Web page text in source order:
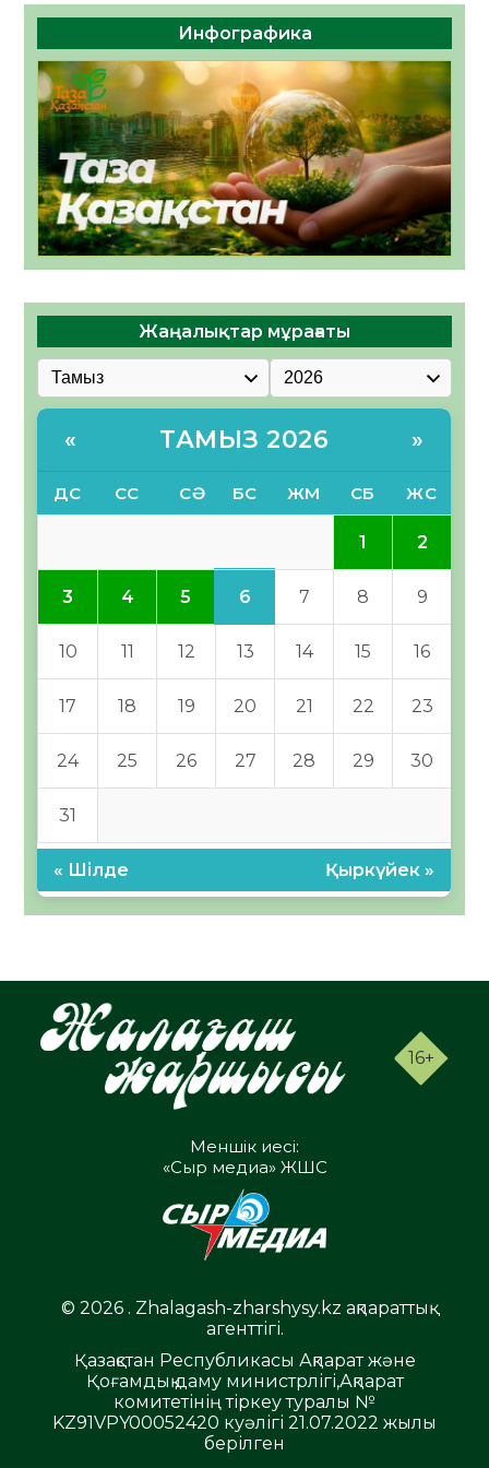
Инфографика
Жаңалықтар мұрағаты
« ТАМЫЗ 2026 »
ДС СС СӘ БС ЖМ СБ ЖС
1 2
3 4 5 6 7 8 9
10 11 12 13 14 15 16
17 18 19 20 21 22 23
24 25 26 27 28 29 30
31
« Шілде Қыркүйек »
16+
Меншік иесі:
«Сыр медиа» ЖШС
© 2026 . Zhalagash-zharshysy.kz ақпараттық
агенттігі.
Қазақстан Республикасы Ақпарат және
Қоғамдық даму министрлігі,Ақпарат
комитетінің тіркеу туралы №
KZ91VPY00052420 куәлігі 21.07.2022 жылы
берілген